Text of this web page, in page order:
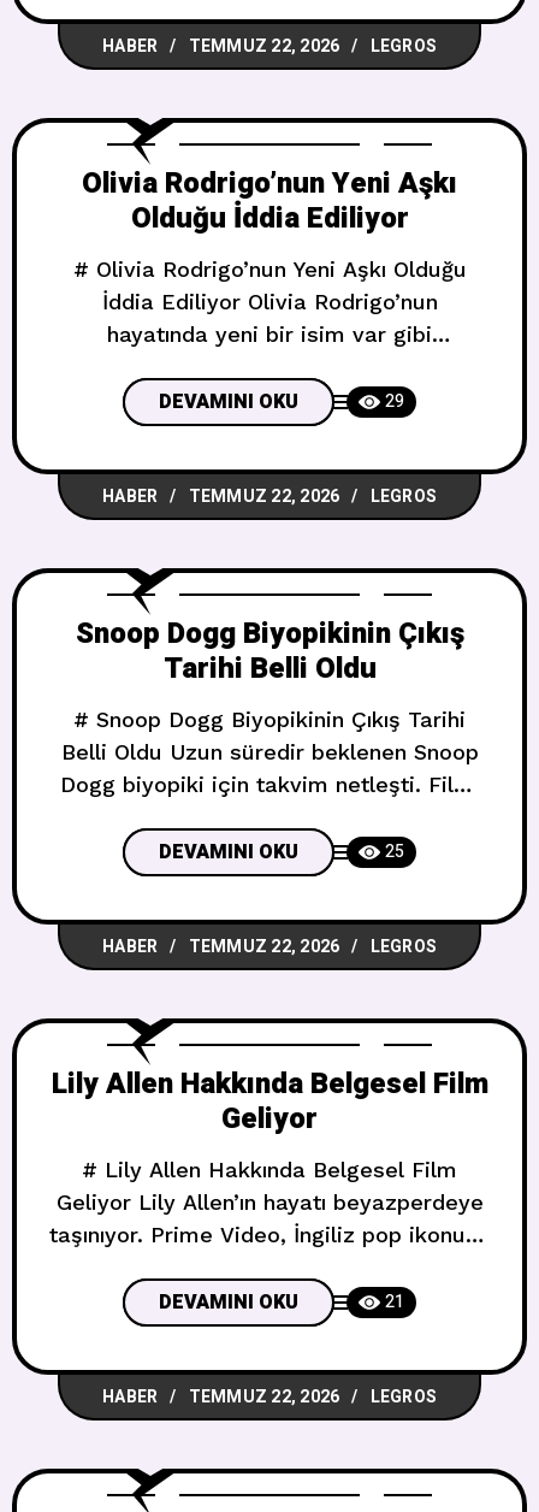
**Always Lalisa** adlı belgesel, Eylül
ayında düzenlenecek **51. Toronto
tarafından yönetilen film, bir yıl boyunca
HABER TEMMUZ 22, 2026 LEGROS
Olivia Rodrigo’nun Yeni Aşkı
Olduğu İddia Ediliyor
# Olivia Rodrigo’nun Yeni Aşkı Olduğu
İddia Ediliyor Olivia Rodrigo’nun
hayatında yeni bir isim var gibi
müzik ya da film dünyasından biri değil.
## New York’ta Gizli Buluşmalar Haziran
ortasında popüler dedikodu hesabı
DeuxMoi, Olivia Rodrigo’nun New York’un
DEVAMINI OKU 29
HABER TEMMUZ 22, 2026 LEGROS
Snoop Dogg Biyopikinin Çıkış
Tarihi Belli Oldu
# Snoop Dogg Biyopikinin Çıkış Tarihi
Belli Oldu Uzun süredir beklenen Snoop
Dogg biyopiki için takvim netleşti. Film,
Pictures dağıtımıyla sinemalarda yerini
alacak. ## Başrolde Kim Var? Rap
efsanesini beyazperdede **Jonathan
Daviss** canlandıracak. 26 yaşındaki
tanınıyor. Daviss daha önce **Do
Revenge**’de Camila Mendes,
DEVAMINI OKU 25
HABER TEMMUZ 22, 2026 LEGROS
Lily Allen Hakkında Belgesel Film
Geliyor
# Lily Allen Hakkında Belgesel Film
Geliyor Lily Allen’ın hayatı beyazperdeye
taşınıyor. Prime Video, İngiliz pop ikonuna
hazırladığını duyurdu. ## MySpace
Kraliçesi’nden Kültürel Güce Henüz
isimsiz olan belgesel, Allen’ın ilk
yıllarından 2025’te yayımlanan ve büyük
alacak. Resmi açıklamaya göre film,
DEVAMINI OKU 21
HABER TEMMUZ 22, 2026 LEGROS